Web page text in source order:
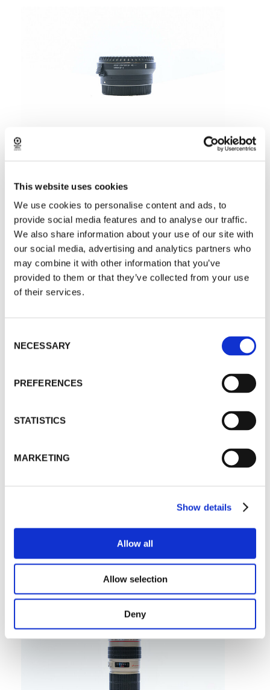
This website uses cookies
We use cookies to personalise content and ads, to
provide social media features and to analyse our traffic.
We also share information about your use of our site with
our social media, advertising and analytics partners who
may combine it with other information that you’ve
provided to them or that they’ve collected from your use
of their services.
Selection
NECESSARY
PREFERENCES
STATISTICS
MARKETING
Show details
Allow all
Allow selection
Deny
Sigma MC-11 adapteri Canon EF – Sony
DJI Mavic Mini 3
järjestelmäkamera
Alkaen 39.00 €